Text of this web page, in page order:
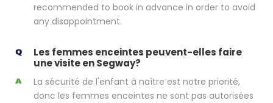
recommended to book in advance in order to avoid
any disappointment.
Les femmes enceintes peuvent-elles faire
une visite en Segway?
La sécurité de l'enfant à naître est notre priorité,
donc les femmes enceintes ne sont pas autorisées